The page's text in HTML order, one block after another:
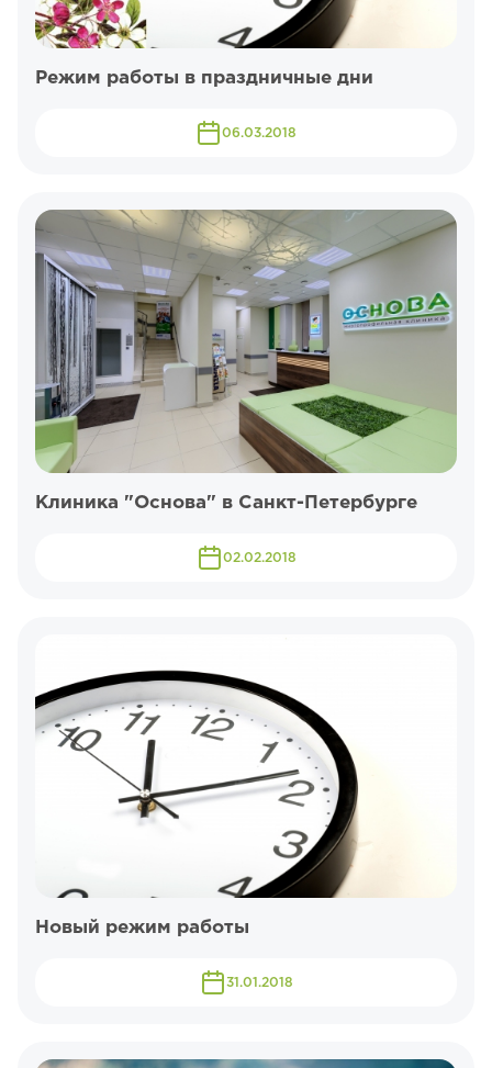
Режим работы в праздничные дни
06.03.2018
Клиника "Основа" в Санкт-Петербурге
02.02.2018
Новый режим работы
31.01.2018